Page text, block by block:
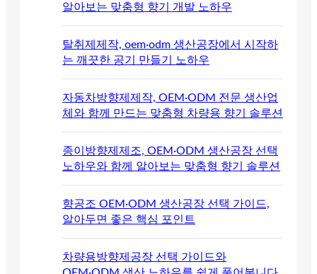
알아보는 맞춤형 향기 개발 노하우
탈취제제작, oem·odm 생산공장에서 시작하
는 깨끗한 공기 만들기 노하우
자동차방향제제작, OEM·ODM 전문 생산업
체와 함께 만드는 맞춤형 차량용 향기 솔루션
종이방향제제조, OEM·ODM 생산공장 선택
노하우와 함께 알아보는 맞춤형 향기 솔루션
향공조 OEM·ODM 생산공장 선택 가이드,
알아두면 좋은 핵심 포인트
차량용방향제공장 선택 가이드와